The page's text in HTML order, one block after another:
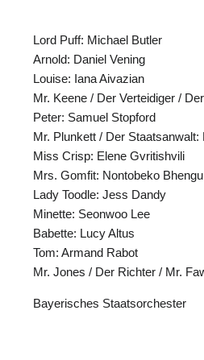
Lord Puff: Michael Butler
Arnold: Daniel Vening
Louise: Iana Aivazian
Mr. Keene / Der Verteidiger /
Peter: Samuel Stopford
Mr. Plunkett / Der Staatsanwalt:
Miss Crisp: Elene Gvritishvili
Mrs. Gomfit: Nontobeko Bhengu
Lady Toodle: Jess Dandy
Minette: Seonwoo Lee
Babette: Lucy Altus
Tom: Armand Rabot
Mr. Jones / Der Richter / Mr.
Bayerisches Staatsorchester